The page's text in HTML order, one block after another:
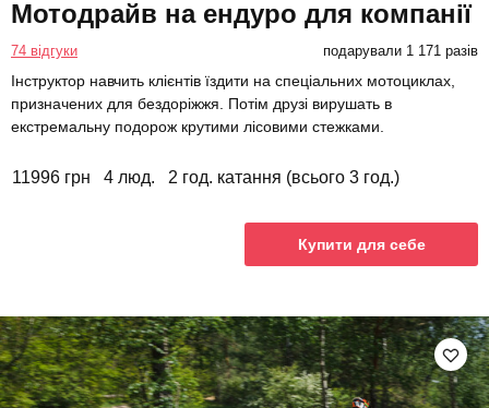
Мотодрайв на ендуро для компанії
74 відгуки подарували 1 171 разів
Інструктор навчить клієнтів їздити на спеціальних мотоциклах,
призначених для бездоріжжя. Потім друзі вирушать в
екстремальну подорож крутими лісовими стежками.
11996 грн 4 люд. 2 год. катання (всього 3 год.)
Купити для себе